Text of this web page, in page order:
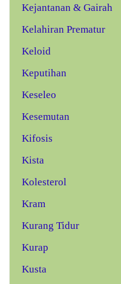
Kejantanan & Gairah
Kelahiran Prematur
Keloid
Keputihan
Keseleo
Kesemutan
Kifosis
Kista
Kolesterol
Kram
Kurang Tidur
Kurap
Kusta